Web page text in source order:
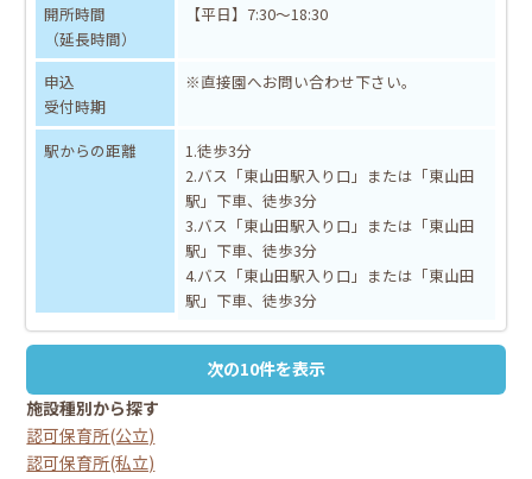
開所時間
（延長時間）
【平日】7:30～18:30
申込
受付時期
※直接園へお問い合わせ下さい。
駅からの距離
1.徒歩3分
2.バス「東山田駅入り口」または「東山田
駅」下車、徒歩3分
3.バス「東山田駅入り口」または「東山田
駅」下車、徒歩3分
4.バス「東山田駅入り口」または「東山田
駅」下車、徒歩3分
次の10件を表示
施設種別から探す
認可保育所(公立)
認可保育所(私立)